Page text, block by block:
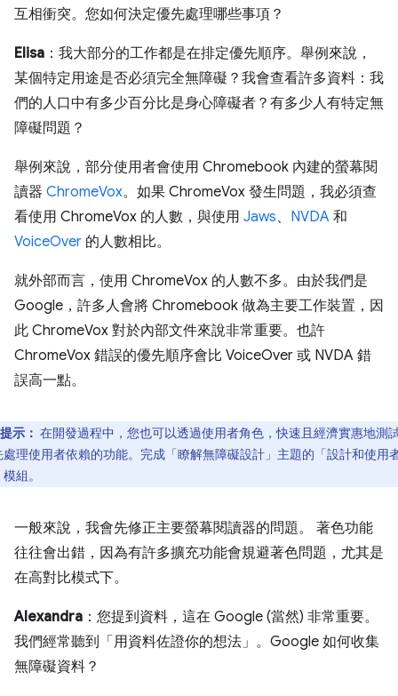
互相衝突。您如何決定優先處理哪些事項？
Elisa ：我大部分的工作都是在排定優先順序。舉例來說，
某個特定用途是否必須完全無障礙？我會查看許多資料：我
們的人口中有多少百分比是身心障礙者？有多少人有特定無
障礙問題？
舉例來說，部分使用者會使用 Chromebook 內建的螢幕閱
讀器 ChromeVox。如果 ChromeVox 發生問題，我必須查
看使用 ChromeVox 的人數，與使用 Jaws、 NVDA 和
VoiceOver 的人數相比。
就外部而言，使用 ChromeVox 的人數不多。由於我們是
Google，許多人會將 Chromebook 做為主要工作裝置，因
此 ChromeVox 對於內部文件來說非常重要。也許
ChromeVox 錯誤的優先順序會比 VoiceOver 或 NVDA 錯
誤高一點。
提示： 在開發過程中，您也可以透過使用者角色，快速且經濟實惠地測
處理使用者依賴的功能。完成「瞭解無障礙設計」主題的「設計和使用
模組。
一般來說，我會先修正主要螢幕閱讀器的問題。 著色功能
往往會出錯，因為有許多擴充功能會規避著色問題，尤其是
在高對比模式下。
Alexandra ：您提到資料，這在 Google (當然) 非常重要。
我們經常聽到「用資料佐證你的想法」。Google 如何收集
無障礙資料？